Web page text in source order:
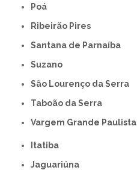
Poá
Ribeirão Pires
Santana de Parnaíba
Suzano
São Lourenço da Serra
Taboão da Serra
Vargem Grande Paulista
Itatiba
Jaguariúna